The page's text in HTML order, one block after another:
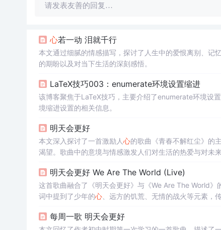
请发表友善的回复…
心若一动 泪就千行
本文通过细腻的情感描写，探讨了人生中的爱恨离别、记
的期盼以及对当下生活的深刻感悟。
LaTeX技巧003：enumerate环境设置缩进
该博客聚焦于LaTeX技巧，主要介绍了enumerate环境设
境缩进设置的相关信息。
明天会更好
本文深入探讨了一首激励人心的歌曲《青春不解红尘》的
渴望。歌曲中的意境与情感激发人们对生活的热爱与对未来
明天会更好 We Are The World (Live)
这首歌曲融合了《明天会更好》与《We Are The World
词中提到了少年的心、远方的饥荒、无情的战火等元素，
每周一歌 明天会更好